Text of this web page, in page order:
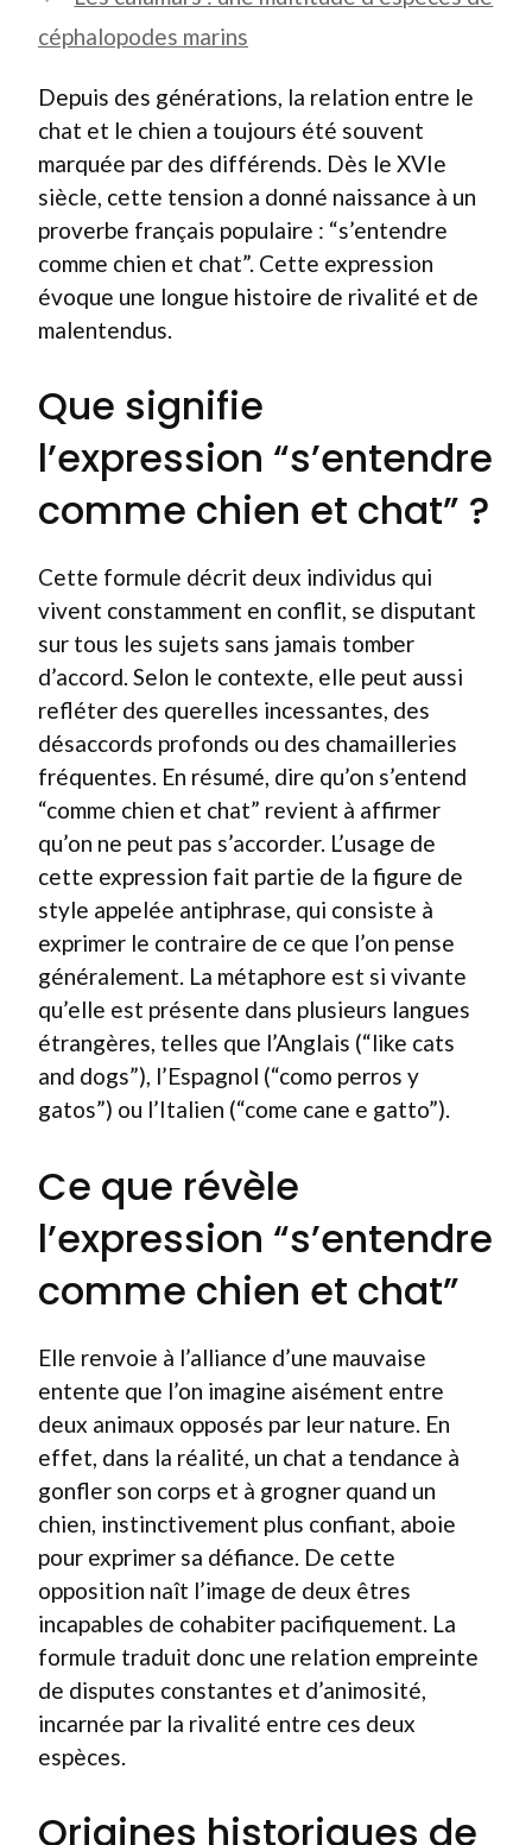
céphalopodes marins
Depuis des générations, la relation entre le
chat et le chien a toujours été souvent
marquée par des différends. Dès le XVIe
siècle, cette tension a donné naissance à un
proverbe français populaire : “s’entendre
comme chien et chat”. Cette expression
évoque une longue histoire de rivalité et de
malentendus.
Que signifie
l’expression “s’entendre
comme chien et chat” ?
Cette formule décrit deux individus qui
vivent constamment en conflit, se disputant
sur tous les sujets sans jamais tomber
d’accord. Selon le contexte, elle peut aussi
refléter des querelles incessantes, des
désaccords profonds ou des chamailleries
fréquentes. En résumé, dire qu’on s’entend
“comme chien et chat” revient à affirmer
qu’on ne peut pas s’accorder. L’usage de
cette expression fait partie de la figure de
style appelée antiphrase, qui consiste à
exprimer le contraire de ce que l’on pense
généralement. La métaphore est si vivante
qu’elle est présente dans plusieurs langues
étrangères, telles que l’Anglais (“like cats
and dogs”), l’Espagnol (“como perros y
gatos”) ou l’Italien (“come cane e gatto”).
Ce que révèle
l’expression “s’entendre
comme chien et chat”
Elle renvoie à l’alliance d’une mauvaise
entente que l’on imagine aisément entre
deux animaux opposés par leur nature. En
effet, dans la réalité, un chat a tendance à
gonfler son corps et à grogner quand un
chien, instinctivement plus confiant, aboie
pour exprimer sa défiance. De cette
opposition naît l’image de deux êtres
incapables de cohabiter pacifiquement. La
formule traduit donc une relation empreinte
de disputes constantes et d’animosité,
incarnée par la rivalité entre ces deux
espèces.
Origines historiques de